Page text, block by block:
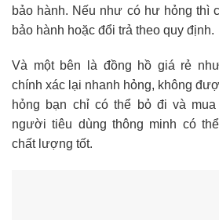
bảo hành. Nếu như có hư hỏng thì
bảo hành hoặc đổi trả theo quy định.
Và một bên là đồng hồ giá rẻ
chính xác lại nhanh hỏng, không
hỏng bạn chỉ có thể bỏ đi và
người tiêu dùng thông minh có
chất lượng tốt.